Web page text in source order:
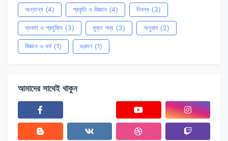
অন্যান্য (4) প্রকৃতি ও বিজ্ঞান (4) নিবন্ধ (3)
ব্যবসা ও প্রযুক্তি (3) মুক্ত গদ্য (3) অনুবাদ (2)
বিজ্ঞান ও ধর্ম (1) ভ্রমণ (1)
আমাদের সাথেই থাকুন